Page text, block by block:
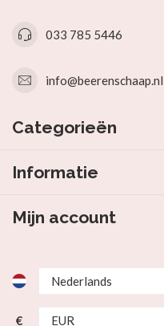
033 785 5446
info@beerenschaap.nl
Categorieën
Informatie
Mijn account
€